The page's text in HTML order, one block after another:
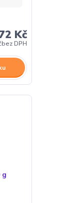
Kč
bez DPH